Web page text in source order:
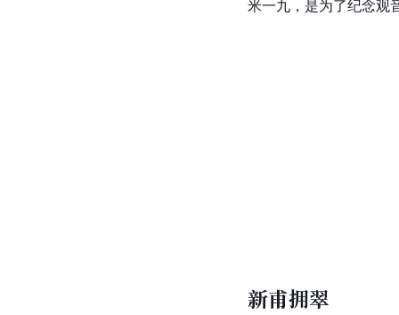
米一九，是为了纪念观
新甫拥翠